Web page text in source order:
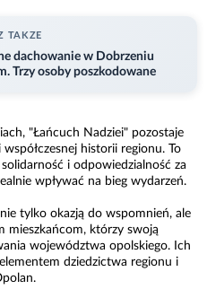
TAKZE
dachowanie w Dobrzeniu
Trzy osoby poszkodowane
"Łańcuch Nadziei" pozostaje
historii regionu. To
i odpowiedzialność za
wpływać na bieg wydarzeń.
tylko okazją do wspomnień, ale
mieszkańcom, którzy swoją
województwa opolskiego. Ich
dziedzictwa regionu i